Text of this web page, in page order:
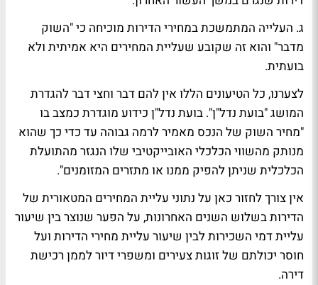
ג. העלייה המתמשכת במחירי הדירות מוכיחה כי "השוק
מדבר" והוא זה שקובע שעליית המחירים היא אמיתית ולא
בועתית.
לצערנו, כל הטיעונים הללו אין להם דבר וחצי דבר להגדרת
המושג "בועת נדל"ן". בועת נדל"ן כידוע מוגדרת כמצב בו
"מחיר השוק של הנכס מאמיר לרמה גבוהה עד כדי כך שהוא
מנותק מהשווי הכלכלי האובייקטיבי שלו הנגזר מהתועלת
הכלכלית שניתן להפיק ממנו או מתזרים המזומנים".
אין צורך לחזור כאן על נתוני עליית המחירים המטאורית של
הדירות בשלוש השנים האחרונות, על הפער שנוצר בין שיעור
עליית דמי השכירות לבין שיעור עליית מחירי הדירות ועל
חוסר יכולתם של זוגות צעירים ומשפרי דיור לממן רכישת
דירה.